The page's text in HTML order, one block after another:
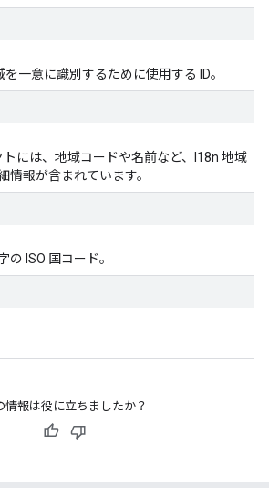
一意に識別するために使用する ID。
トには、地域コードや名前など、I18n 地域
情報が含まれています。
の ISO 国コード。
情報は役に立ちましたか？